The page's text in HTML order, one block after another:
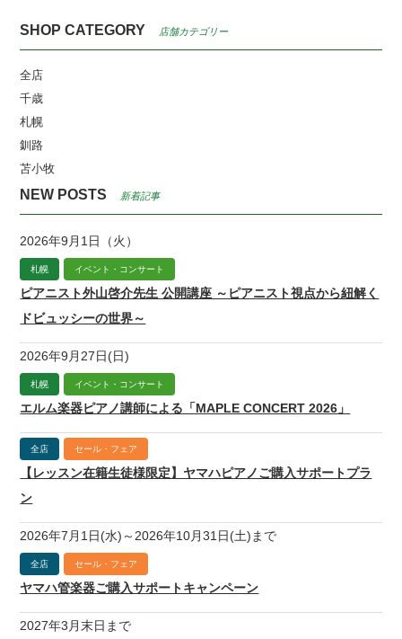
SHOP CATEGORY 店舗カテゴリー
全店
千歳
札幌
釧路
苫小牧
NEW POSTS 新着記事
2026年9月1日（火）
札幌 イベント・コンサート
ピアニスト外山啓介先生 公開講座 ～ピアニスト視点から紐解く
ドビュッシーの世界～
2026年9月27日(日)
札幌 イベント・コンサート
エルム楽器ピアノ講師による「MAPLE CONCERT 2026」
全店 セール・フェア
【レッスン在籍生徒様限定】ヤマハピアノご購入サポートプラ
ン
2026年7月1日(水)～2026年10月31日(土)まで
全店 セール・フェア
ヤマハ管楽器ご購入サポートキャンペーン
2027年3月末日まで